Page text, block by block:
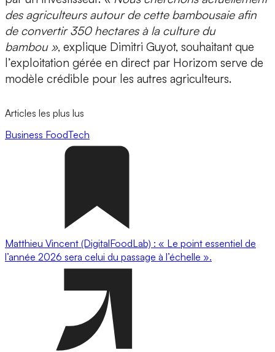
des agriculteurs autour de cette bambousaie afin
de convertir 350 hectares à la culture du
bambou », explique Dimitri Guyot, souhaitant que
l’exploitation gérée en direct par Horizom serve de
modèle crédible pour les autres agriculteurs.
Articles les plus lus
Business FoodTech
Matthieu Vincent (DigitalFoodLab) : « Le point essentiel de
l’année 2026 sera celui du passage à l’échelle ».